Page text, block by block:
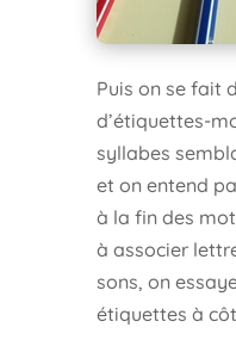
Puis on se fait
d’étiquettes-
syllabes
et on entend
à la fin des
à associer
sons, on
étiquettes à